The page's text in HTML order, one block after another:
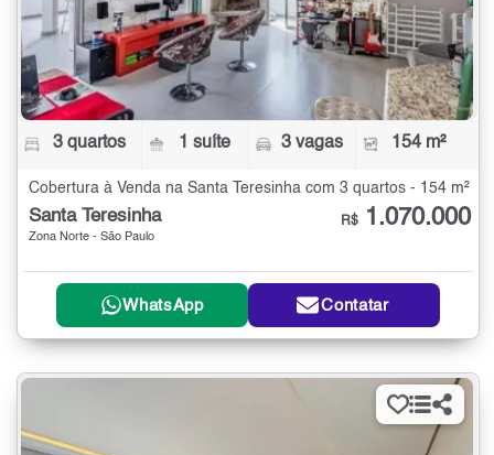
3 quartos 1 suíte 3 vagas 154 m²
Cobertura à Venda na Santa Teresinha com 3 quartos - 154 m²
Santa Teresinha
Zona Norte - São Paulo
R$ 1.070.000
WhatsApp Contatar